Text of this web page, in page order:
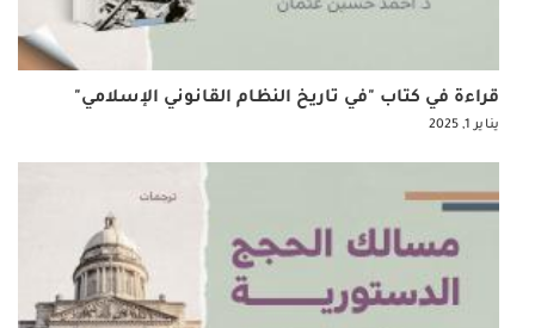
قراءة في كتاب "في تاريخ النظام القانوني الإسلامي"
يناير 1, 2025